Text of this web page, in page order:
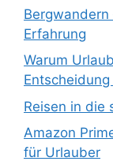
Erfahrung
Warum
Reisen in die
Amazon
für Urlauber